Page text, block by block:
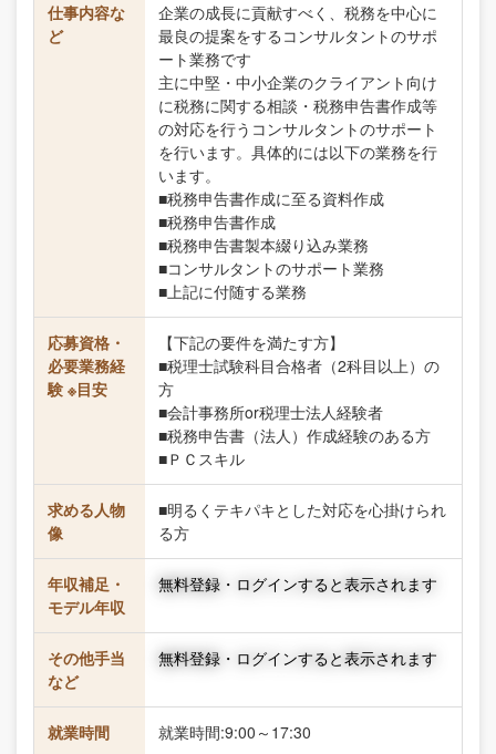
仕事内容な
ど
企業の成長に貢献すべく、税務を中心に
最良の提案をするコンサルタントのサポ
ート業務です
主に中堅・中小企業のクライアント向け
に税務に関する相談・税務申告書作成等
の対応を行うコンサルタントのサポート
を行います。具体的には以下の業務を行
います。
■税務申告書作成に至る資料作成
■税務申告書作成
■税務申告書製本綴り込み業務
■コンサルタントのサポート業務
■上記に付随する業務
応募資格・
必要業務経
験 ※目安
【下記の要件を満たす方】
■税理士試験科目合格者（2科目以上）の
方
■会計事務所or税理士法人経験者
■税務申告書（法人）作成経験のある方
■ＰＣスキル
求める人物
像
■明るくテキパキとした対応を心掛けられ
る方
年収補足・
モデル年収
無料登録・ログインすると表示されます
その他手当
など
無料登録・ログインすると表示されます
就業時間 就業時間:9:00～17:30